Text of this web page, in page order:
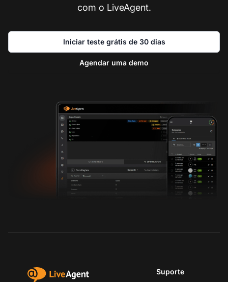
com o LiveAgent.
Iniciar teste grátis de 30 dias
Agendar uma demo
Suporte